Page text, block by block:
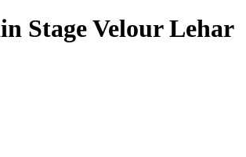
Stage Velour Lehar